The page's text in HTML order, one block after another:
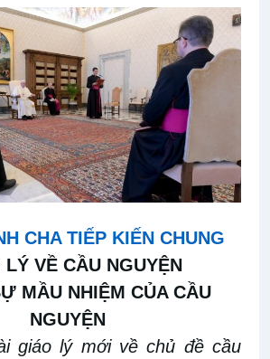
CHA TIẾP KIẾN CHUNG
VỀ CẦU NGUYỆN
MẦU NHIỆM CỦA CẦU
NGUYỆN
giáo lý mới về chủ đề cầu